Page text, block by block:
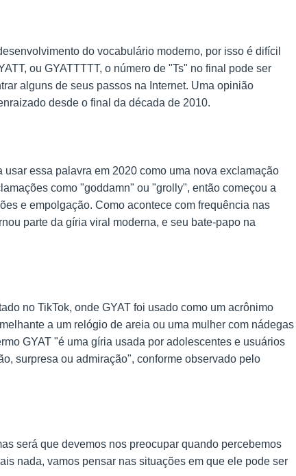
do vocabulário moderno, por isso é difícil
ou GYATTTTT, o número de "Ts" no final pode ser
alguns de seus passos na Internet. Uma opinião
desde o final da década de 2010.
essa palavra em 2020 como uma nova exclamação
como "goddamn" ou "grolly", então começou a
e empolgação. Como acontece com frequência nas
parte da gíria viral moderna, e seu bate-papo na
no TikTok, onde GYAT foi usado como um acrônimo
a um relógio de areia ou uma mulher com nádegas
GYAT "é uma gíria usada por adolescentes e usuários
surpresa ou admiração", conforme observado pelo
será que devemos nos preocupar quando percebemos
nada, vamos pensar nas situações em que ele pode ser